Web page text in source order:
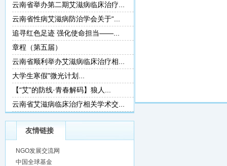
云南省举办第二期艾滋病临床治疗...
云南省性病艾滋病防治学会关于“...
追寻红色足迹 强化使命担当——...
章程（第五届）
云南省顺利举办艾滋病临床治疗相...
大学生寒假"微光计划...
【“艾”的防线·青春解码】狼人...
云南省艾滋病临床治疗相关学术交...
友情链接
NGO发展交流网
中国全球基金